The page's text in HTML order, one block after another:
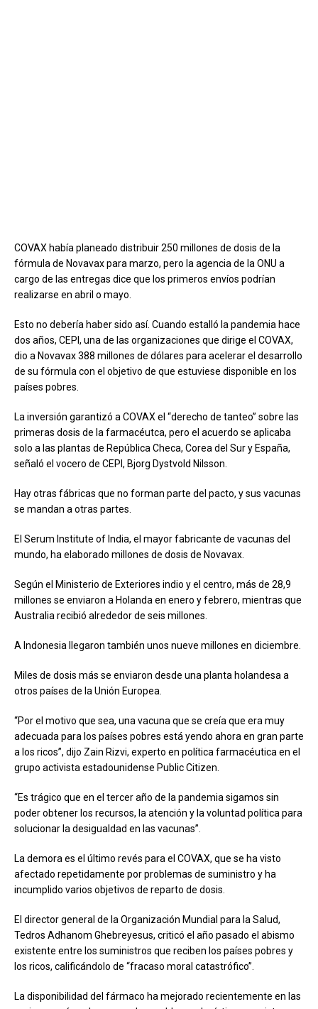
COVAX había planeado distribuir 250 millones de dosis de la
fórmula de Novavax para marzo, pero la agencia de la ONU a
cargo de las entregas dice que los primeros envíos podrían
realizarse en abril o mayo.
Esto no debería haber sido así. Cuando estalló la pandemia hace
dos años, CEPI, una de las organizaciones que dirige el COVAX,
dio a Novavax 388 millones de dólares para acelerar el desarrollo
de su fórmula con el objetivo de que estuviese disponible en los
países pobres.
La inversión garantizó a COVAX el “derecho de tanteo” sobre las
primeras dosis de la farmacéutca, pero el acuerdo se aplicaba
solo a las plantas de República Checa, Corea del Sur y España,
señaló el vocero de CEPI, Bjorg Dystvold Nilsson.
Hay otras fábricas que no forman parte del pacto, y sus vacunas
se mandan a otras partes.
El Serum Institute of India, el mayor fabricante de vacunas del
mundo, ha elaborado millones de dosis de Novavax.
Según el Ministerio de Exteriores indio y el centro, más de 28,9
millones se enviaron a Holanda en enero y febrero, mientras que
Australia recibió alrededor de seis millones.
A Indonesia llegaron también unos nueve millones en diciembre.
Miles de dosis más se enviaron desde una planta holandesa a
otros países de la Unión Europea.
“Por el motivo que sea, una vacuna que se creía que era muy
adecuada para los países pobres está yendo ahora en gran parte
a los ricos”, dijo Zain Rizvi, experto en política farmacéutica en el
grupo activista estadounidense Public Citizen.
“Es trágico que en el tercer año de la pandemia sigamos sin
poder obtener los recursos, la atención y la voluntad política para
solucionar la desigualdad en las vacunas”.
La demora es el último revés para el COVAX, que se ha visto
afectado repetidamente por problemas de suministro y ha
incumplido varios objetivos de reparto de dosis.
El director general de la Organización Mundial para la Salud,
Tedros Adhanom Ghebreyesus, criticó el año pasado el abismo
existente entre los suministros que reciben los países pobres y
los ricos, calificándolo de “fracaso moral catastrófico”.
La disponibilidad del fármaco ha mejorado recientemente en las